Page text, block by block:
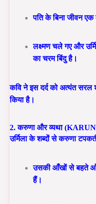
पति के बिना जीवन एक
लक्ष्मण चले गए और
का चरम बिंदु है।
कवि ने इस दर्द को अत्यंत सरल
किया है।
2. करुणा और व्यथा
उर्मिला के शब्दों से करुणा
उसकी आँखों से बहते
हैं।